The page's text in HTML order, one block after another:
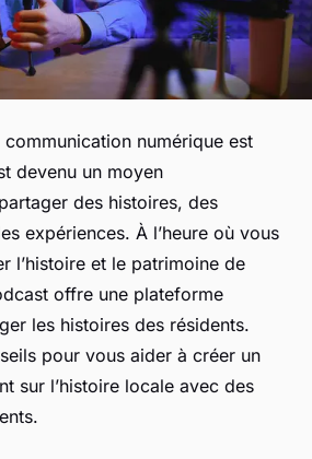
numérique est
devenu un moyen
des histoires, des
expériences. À l’heure où vous
l’histoire et le patrimoine de
offre une plateforme
les histoires des résidents.
pour vous aider à créer un
sur l’histoire locale avec des